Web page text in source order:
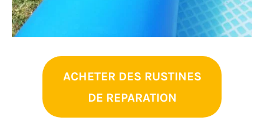
ACHETER DES RUSTINES
DE REPARATION